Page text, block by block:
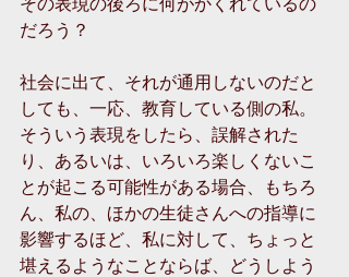
だろう？
社会に出て、それが通用しないのだと
しても、一応、教育している側の私。
そういう表現をしたら、誤解された
り、あるいは、いろいろ楽しくないこ
とが起こる可能性がある場合、もちろ
ん、私の、ほかの生徒さんへの指導に
影響するほど、私に対して、ちょっと
堪えるようなことならば、どうしよう